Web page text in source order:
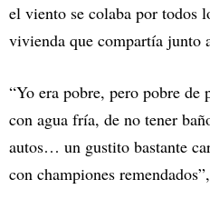
el viento se colaba por todos
vivienda que compartía junto
“Yo era pobre, pero pobre de
con agua fría, de no tener
autos… un gustito bastante
con championes